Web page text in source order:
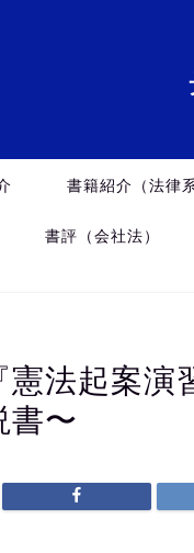
書籍紹介（法律
書評（会社法）
憲法起案
書〜